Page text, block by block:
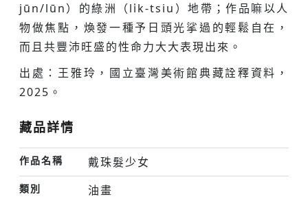
jūn/lūn）的綠洲（li̍k-tsiu）地帶；作品嘛以人
物做焦點，煥發一種予日頭光挲過的輕鬆自在，
而且共豐沛旺盛的性命力大大表現出來。
出處：王雅玲，國立臺灣美術館典藏詮釋資料，
2025。
藏品詳情
作品名稱 戴珠髮少女
類別 油畫